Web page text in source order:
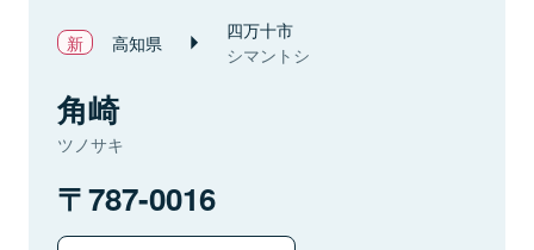
高知県 四万十市
シマントシ
角崎
ツノサキ
787-0016